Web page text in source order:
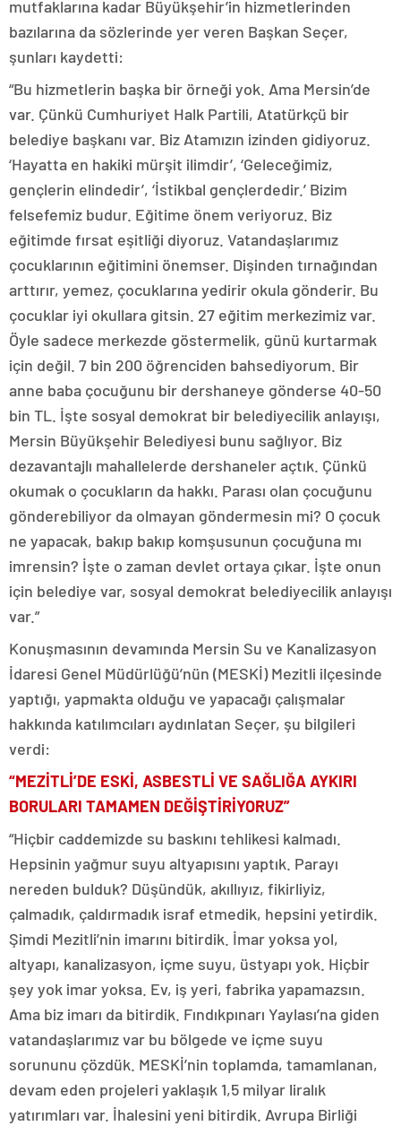
mutfaklarına kadar Büyükşehir’in hizmetlerinden
bazılarına da sözlerinde yer veren Başkan Seçer,
şunları kaydetti:
“Bu hizmetlerin başka bir örneği yok. Ama Mersin’de
var. Çünkü Cumhuriyet Halk Partili, Atatürkçü bir
belediye başkanı var. Biz Atamızın izinden gidiyoruz.
‘Hayatta en hakiki mürşit ilimdir’, ‘Geleceğimiz,
gençlerin elindedir’, ‘İstikbal gençlerdedir.’ Bizim
felsefemiz budur. Eğitime önem veriyoruz. Biz
eğitimde fırsat eşitliği diyoruz. Vatandaşlarımız
çocuklarının eğitimini önemser. Dişinden tırnağından
arttırır, yemez, çocuklarına yedirir okula gönderir. Bu
çocuklar iyi okullara gitsin. 27 eğitim merkezimiz var.
Öyle sadece merkezde göstermelik, günü kurtarmak
için değil. 7 bin 200 öğrenciden bahsediyorum. Bir
anne baba çocuğunu bir dershaneye gönderse 40-50
bin TL. İşte sosyal demokrat bir belediyecilik anlayışı,
Mersin Büyükşehir Belediyesi bunu sağlıyor. Biz
dezavantajlı mahallelerde dershaneler açtık. Çünkü
okumak o çocukların da hakkı. Parası olan çocuğunu
gönderebiliyor da olmayan göndermesin mi? O çocuk
ne yapacak, bakıp bakıp komşusunun çocuğuna mı
imrensin? İşte o zaman devlet ortaya çıkar. İşte onun
için belediye var, sosyal demokrat belediyecilik anlayışı
var.”
Konuşmasının devamında Mersin Su ve Kanalizasyon
İdaresi Genel Müdürlüğü’nün (MESKİ) Mezitli ilçesinde
yaptığı, yapmakta olduğu ve yapacağı çalışmalar
hakkında katılımcıları aydınlatan Seçer, şu bilgileri
verdi:
“MEZİTLİ’DE ESKİ, ASBESTLİ VE SAĞLIĞA AYKIRI
BORULARI TAMAMEN DEĞİŞTİRİYORUZ”
“Hiçbir caddemizde su baskını tehlikesi kalmadı.
Hepsinin yağmur suyu altyapısını yaptık. Parayı
nereden bulduk? Düşündük, akıllıyız, fikirliyiz,
çalmadık, çaldırmadık israf etmedik, hepsini yetirdik.
Şimdi Mezitli’nin imarını bitirdik. İmar yoksa yol,
altyapı, kanalizasyon, içme suyu, üstyapı yok. Hiçbir
şey yok imar yoksa. Ev, iş yeri, fabrika yapamazsın.
Ama biz imarı da bitirdik. Fındıkpınarı Yaylası’na giden
vatandaşlarımız var bu bölgede ve içme suyu
sorununu çözdük. MESKİ’nin toplamda, tamamlanan,
devam eden projeleri yaklaşık 1,5 milyar liralık
yatırımları var. İhalesini yeni bitirdik. Avrupa Birliği